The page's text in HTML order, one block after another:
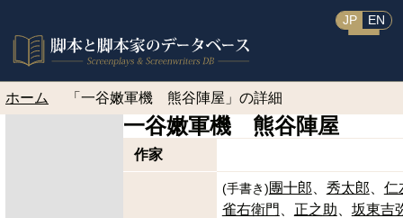
JP EN
ホーム 「一谷嫩軍機 熊谷陣屋」の詳細
一谷嫩軍機 熊谷陣屋
作家
(手書き ) 團十郎 秀太郎
仁
雀右衛門
正之助
坂東吉